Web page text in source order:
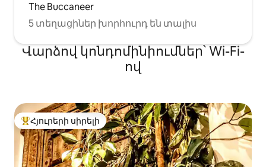
The Buccaneer
5 տեղացիներ խորհուրդ են տալիս
Վարձով կոնդոմինիումներ՝ Wi-Fi-
ով
Հյուրերի սիրելի լավագույն տները
Հյուրերի սիրելի